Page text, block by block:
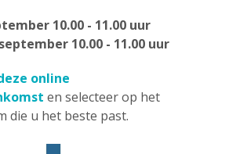
10.00 - 11.00 uur
10.00 - 11.00 uur
online
en selecteer op het
die u het beste past.